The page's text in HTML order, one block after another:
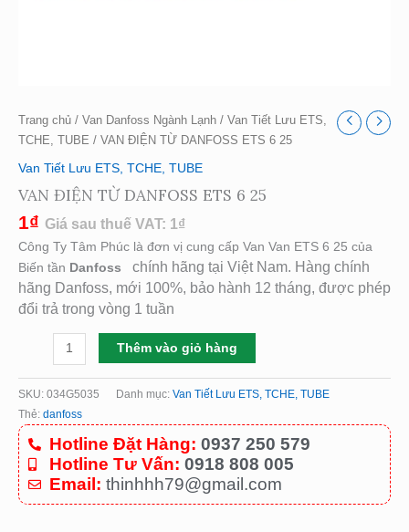
Trang chủ / Van Danfoss Ngành Lạnh / Van Tiết Lưu ETS,
TCHE, TUBE / VAN ĐIỆN TỪ DANFOSS ETS 6 25
Van Tiết Lưu ETS, TCHE, TUBE
VAN ĐIỆN TỪ DANFOSS ETS 6 25
1₫ Giá sau thuế VAT: 1₫
Công Ty Tâm Phúc là đơn vị cung cấp Van Van ETS 6 25 của
Biến tần Danfoss
chính hãng tại Việt Nam. Hàng chính
hãng Danfoss, mới 100%, bảo hành 12 tháng, được phép
đổi trả trong vòng 1 tuần
Thêm vào giỏ hàng
SKU: 034G5035 Danh mục: Van Tiết Lưu ETS, TCHE, TUBE
Thẻ: danfoss
Hotline Đặt Hàng: 0937 250 579
Hotline Tư Vấn: 0918 808 005
Email: thinhhh79@gmail.com